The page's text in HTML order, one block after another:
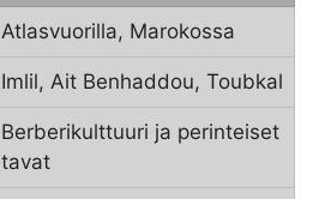
Atlasvuorilla, Marokossa
Imlil, Ait Benhaddou, Toubkal
Berberikulttuuri ja perinteiset
tavat